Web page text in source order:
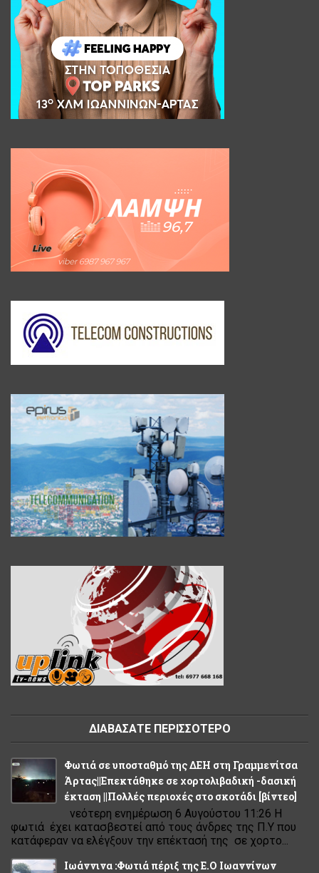
ΔΙΑΒΑΣΑΤΕ ΠΕΡΙΣΣΟΤΕΡΟ
Φωτιά σε υποσταθμό της ΔΕΗ στη Γραμμενίτσα
Άρτας||Επεκτάθηκε σε χορτολιβαδική -δασική
έκταση ||Πολλές περιοχές στο σκοτάδι [βίντεο]
νεότερη ενημέρωση 6 Αυγούστου 11:26 Η
φωτιά έχει κατασβεστεί από τους άνδρες της Π.Υ που
κατάφεραν να ελέγξουν την επέκτασή της σε χορτο...
Ιωάννινα :Φωτιά πέριξ της Ε.Ο Ιωαννίνων